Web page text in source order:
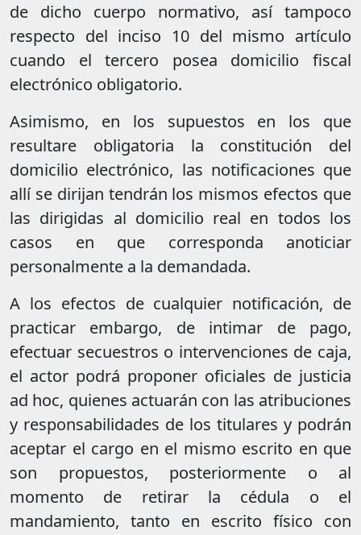
de dicho cuerpo normativo, así tampoco
respecto del inciso 10 del mismo artículo
cuando el tercero posea domicilio fiscal
electrónico obligatorio.
Asimismo, en los supuestos en los que
resultare obligatoria la constitución del
domicilio electrónico, las notificaciones que
allí se dirijan tendrán los mismos efectos que
las dirigidas al domicilio real en todos los
casos en que corresponda anoticiar
personalmente a la demandada.
A los efectos de cualquier notificación, de
practicar embargo, de intimar de pago,
efectuar secuestros o intervenciones de caja,
el actor podrá proponer oficiales de justicia
ad hoc, quienes actuarán con las atribuciones
y responsabilidades de los titulares y podrán
aceptar el cargo en el mismo escrito en que
son propuestos, posteriormente o al
momento de retirar la cédula o el
mandamiento, tanto en escrito físico con